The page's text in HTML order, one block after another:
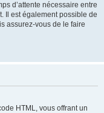
d’attente nécessaire entre
Il est également possible de
assurez-vous de le faire
HTML, vous offrant un